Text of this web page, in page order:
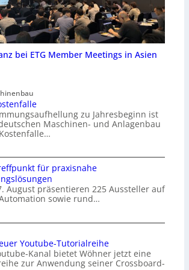
bei ETG Member Meetings in Asien
zu Jahresbeginn ist
Maschinen- und Anlagenbau
für praxisnahe
August präsentieren 225 Aussteller auf
sowie rund…
Youtube-Tutorialreihe
Kanal bietet Wöhner jetzt eine
zur Anwendung seiner Crossboard-